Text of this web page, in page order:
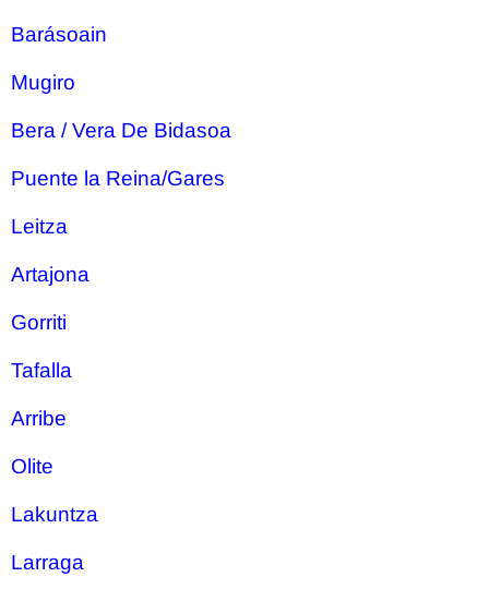
Barásoain
Mugiro
Bera / Vera De Bidasoa
Puente la Reina/Gares
Leitza
Artajona
Gorriti
Tafalla
Arribe
Olite
Lakuntza
Larraga